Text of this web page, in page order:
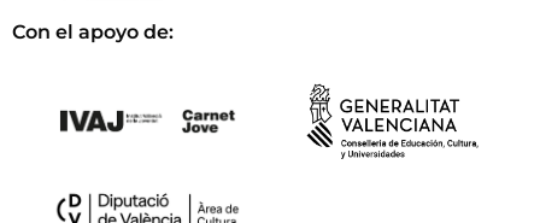
Con el apoyo de: